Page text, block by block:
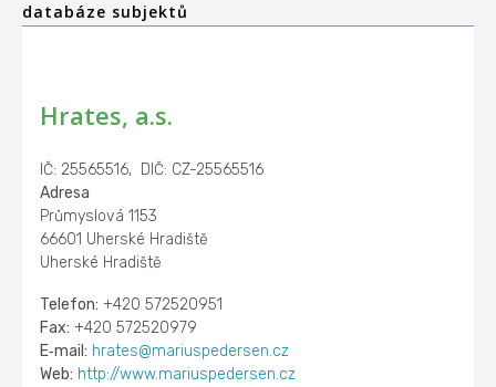
databáze subjektů
Hrates, a.s.
IČ: 25565516, DIČ: CZ-25565516
Adresa
Průmyslová 1153
66601 Uherské Hradiště
Uherské Hradiště
Telefon: +420 572520951
Fax: +420 572520979
E‑mail: hrates@mariuspedersen.cz
Web: http://www.mariuspedersen.cz